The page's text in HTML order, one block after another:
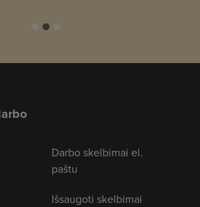
Darbo skelbimai el.
paštu
Išsaugoti skelbimai